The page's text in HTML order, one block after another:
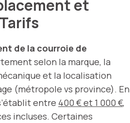
et
de la courroie de
selon la marque, la
et la localisation
(métropole vs province). En
entre 400 € et 1 000 €,
incluses. Certaines